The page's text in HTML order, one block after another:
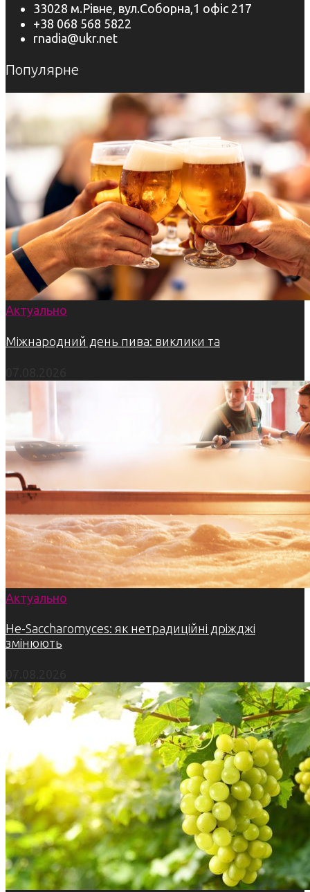
33028 м.Рівне, вул.Соборна,1 офіс 217
+38 068 568 5822
rnadia@ukr.net
Популярне
Актуально
Міжнародний день пива: виклики та
Актуально
Не-Saccharomyces: як нетрадиційні дріжджі
змінюють